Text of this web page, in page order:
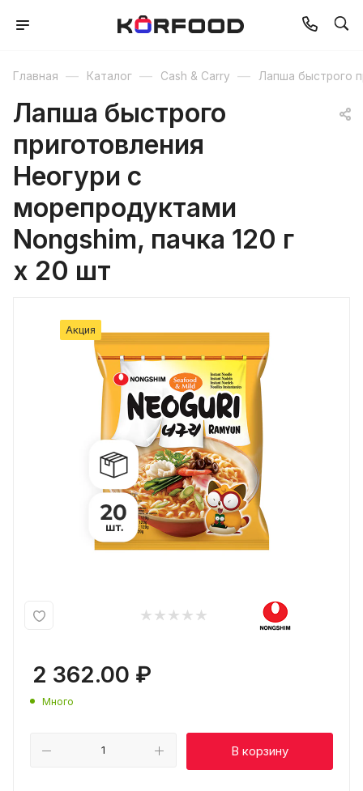
Главная — Каталог — Cash & Carry — Лапша быстрого
Лапша быстрого
приготовления
Неогури с
морепродуктами
Nongshim, пачка 120 г
х 20 шт
Акция
2 362.00 ₽
Много
В корзину